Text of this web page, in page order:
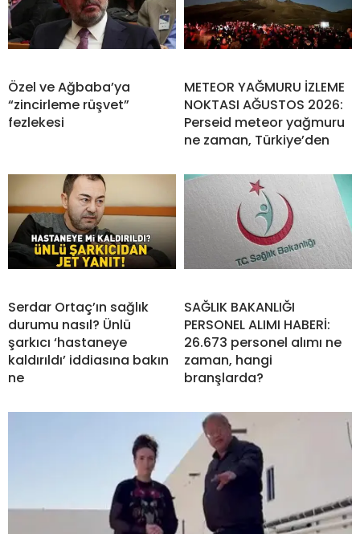
Özel ve Ağbaba’ya
“zincirleme rüşvet”
fezlekesi
METEOR YAĞMURU İZLEME
NOKTASI AĞUSTOS 2026:
Perseid meteor yağmuru
ne zaman, Türkiye’den
Serdar Ortaç’ın sağlık
durumu nasıl? Ünlü
şarkıcı ‘hastaneye
kaldırıldı’ iddiasına bakın
ne
SAĞLIK BAKANLIĞI
PERSONEL ALIMI HABERİ:
26.673 personel alımı ne
zaman, hangi
branşlarda?